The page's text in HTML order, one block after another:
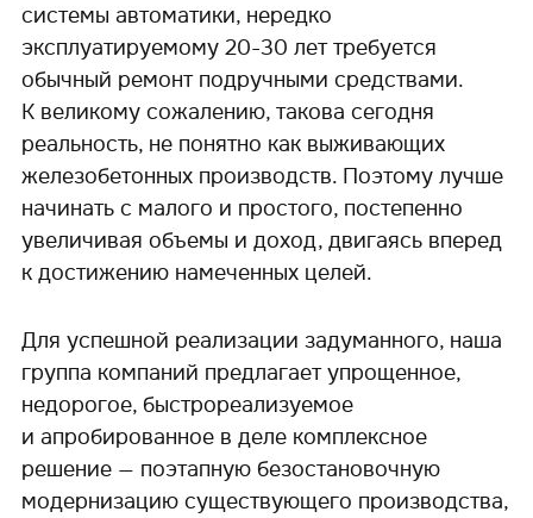
системы автоматики, нередко
эксплуатируемому 20-30 лет требуется
обычный ремонт подручными средствами.
К великому сожалению, такова сегодня
реальность, не понятно как выживающих
железобетонных производств. Поэтому лучше
начинать с малого и простого, постепенно
увеличивая объемы и доход, двигаясь вперед
к достижению намеченных целей.
Для успешной реализации задуманного, наша
группа компаний предлагает упрощенное,
недорогое, быстрореализуемое
и апробированное в деле комплексное
решение — поэтапную безостановочную
модернизацию существующего производства,